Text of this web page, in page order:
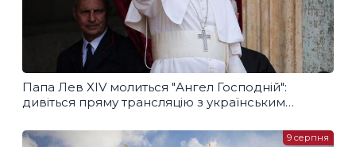
Папа Лев XIV молиться "Ангел Господній":
дивіться пряму трансляцію з українським
9 серпня